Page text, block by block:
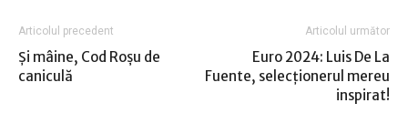
Articolul precedent
Şi mâine, Cod Roşu de
caniculă
Articolul următor
Euro 2024: Luis De La
Fuente, selecţionerul mereu
inspirat!